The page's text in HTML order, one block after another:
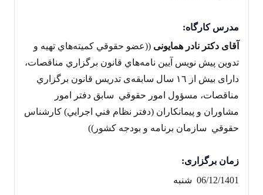
مدرس کارگاه:
آقای دکتر نادر همایونی ((عضو حقوقي كميته‌هاي تهيه و
تدوين پيش نويس آيين نامه‌هاي قانون برگزاري مناقصات،
دارای بيش از ١٦ سال سابقه‌ی تدريس قانون برگزاري
مناقصات، مسؤول امور حقوقي سابق دفتر امور
مشاوران و پيمانكاران (دفتر نظام فني اجرايي) كارشناس
حقوقي سازمان برنامه و بودجه كشور))
زمان برگزار ی:
06/12/1401 شنبه